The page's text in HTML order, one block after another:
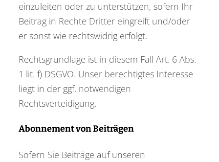
einzuleiten oder zu unterstützen, sofern Ihr
Beitrag in Rechte Dritter eingreift und/oder
er sonst wie rechtswidrig erfolgt.
Rechtsgrundlage ist in diesem Fall Art. 6 Abs.
1 lit. f) DSGVO. Unser berechtigtes Interesse
liegt in der ggf. notwendigen
Rechtsverteidigung.
Abonnement von Beiträgen
Sofern Sie Beiträge auf unseren